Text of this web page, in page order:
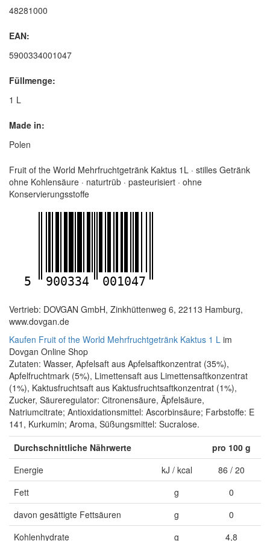
48281000
EAN:
5900334001047
Füllmenge:
1 L
Made in:
Polen
Fruit of the World Mehrfruchtgetränk Kaktus 1L · stilles Getränk
ohne Kohlensäure · naturtrüb · pasteurisiert · ohne
Konservierungsstoffe
5 900334 001047
Vertrieb: DOVGAN GmbH, Zinkhüttenweg 6, 22113 Hamburg,
www.dovgan.de
Kaufen Fruit of the World Mehrfruchtgetränk Kaktus 1 L im
Dovgan Online Shop
Zutaten: Wasser, Apfelsaft aus Apfelsaftkonzentrat (35%),
Apfelfruchtmark (5%), Limettensaft aus Limettensaftkonzentrat
(1%), Kaktusfruchtsaft aus Kaktusfruchtsaftkonzentrat (1%),
Zucker, Säureregulator: Citronensäure, Äpfelsäure,
Natriumcitrate; Antioxidationsmittel: Ascorbinsäure; Farbstoffe: E
141, Kurkumin; Aroma, Süßungsmittel: Sucralose.
Durchschnittliche Nährwerte
pro 100 g
Energie
kJ / kcal
86 / 20
Fett
g
0
davon gesättigte Fettsäuren
g
0
Kohlenhydrate
g 4,8